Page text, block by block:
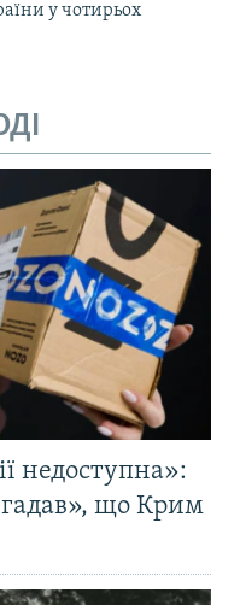
у чотирьох
недоступна»:
що Крим